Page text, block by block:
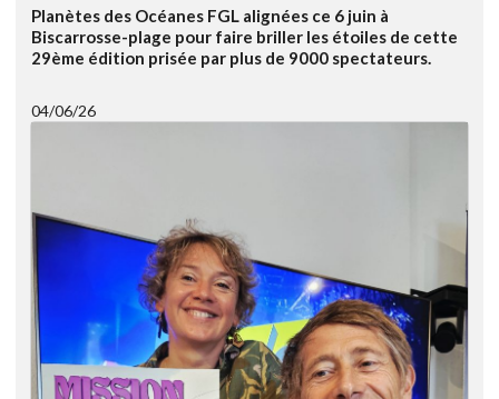
Planètes des Océanes FGL alignées ce 6 juin à
Biscarrosse-plage pour faire briller les étoiles de cette
29ème édition prisée par plus de 9000 spectateurs.
04/06/26